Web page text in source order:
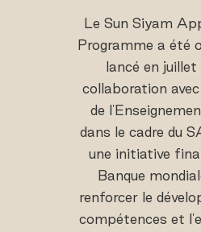
Le Sun Siyam
Programme a été
lancé en
collaboration
de
dans le cadre du
une initiative
Banque
renforcer le
compétences et